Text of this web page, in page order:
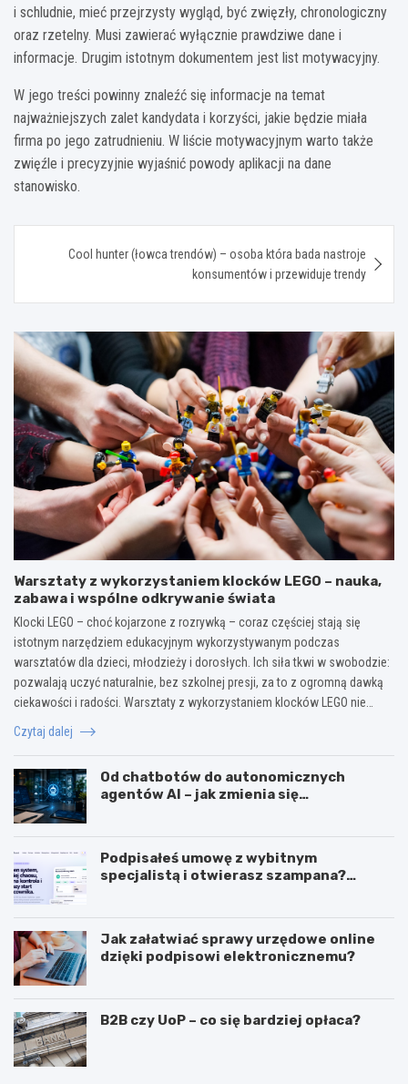
i schludnie, mieć przejrzysty wygląd, być zwięzły, chronologiczny
oraz rzetelny. Musi zawierać wyłącznie prawdziwe dane i
informacje. Drugim istotnym dokumentem jest list motywacyjny.
W jego treści powinny znaleźć się informacje na temat
najważniejszych zalet kandydata i korzyści, jakie będzie miała
firma po jego zatrudnieniu. W liście motywacyjnym warto także
zwięźle i precyzyjnie wyjaśnić powody aplikacji na dane
stanowisko.
wpisuCool hunter (łowca trendów) – osoba która bada nastroje
konsumentów i przewiduje trendy
Warsztaty z wykorzystaniem klocków LEGO – nauka,
zabawa i wspólne odkrywanie świata
Klocki LEGO – choć kojarzone z rozrywką – coraz częściej stają się
istotnym narzędziem edukacyjnym wykorzystywanym podczas
warsztatów dla dzieci, młodzieży i dorosłych. Ich siła tkwi w swobodzie:
pozwalają uczyć naturalnie, bez szkolnej presji, za to z ogromną dawką
ciekawości i radości. Warsztaty z wykorzystaniem klocków LEGO nie…
Czytaj dalej
Od chatbotów do autonomicznych
agentów AI – jak zmienia się
Podpisałeś umowę z wybitnym
specjalistą i otwierasz szampana?
Jak załatwiać sprawy urzędowe online
dzięki podpisowi elektronicznemu?
B2B czy UoP – co się bardziej opłaca?
J
J